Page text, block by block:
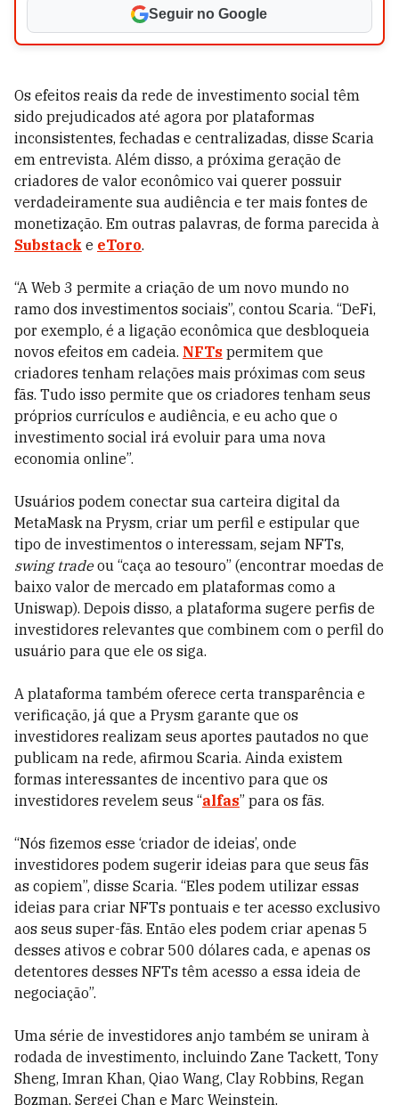
Seguir no Google
Os efeitos reais da rede de investimento social têm
sido prejudicados até agora por plataformas
inconsistentes, fechadas e centralizadas, disse Scaria
em entrevista. Além disso, a próxima geração de
criadores de valor econômico vai querer possuir
verdadeiramente sua audiência e ter mais fontes de
monetização. Em outras palavras, de forma parecida à
Substack e eToro.
“A Web 3 permite a criação de um novo mundo no
ramo dos investimentos sociais”, contou Scaria. “DeFi,
por exemplo, é a ligação econômica que desbloqueia
novos efeitos em cadeia. NFTs permitem que
criadores tenham relações mais próximas com seus
fãs. Tudo isso permite que os criadores tenham seus
próprios currículos e audiência, e eu acho que o
investimento social irá evoluir para uma nova
economia online”.
Usuários podem conectar sua carteira digital da
MetaMask na Prysm, criar um perfil e estipular que
tipo de investimentos o interessam, sejam NFTs,
swing tradeou “caça ao tesouro” (encontrar moedas de
baixo valor de mercado em plataformas como a
Uniswap). Depois disso, a plataforma sugere perfis de
investidores relevantes que combinem com o perfil do
usuário para que ele os siga.
A plataforma também oferece certa transparência e
verificação, já que a Prysm garante que os
investidores realizam seus aportes pautados no que
publicam na rede, afirmou Scaria. Ainda existem
formas interessantes de incentivo para que os
investidores revelem seus “alfas” para os fãs.
“Nós fizemos esse ‘criador de ideias’, onde
investidores podem sugerir ideias para que seus fãs
as copiem”, disse Scaria. “Eles podem utilizar essas
ideias para criar NFTs pontuais e ter acesso exclusivo
aos seus super-fãs. Então eles podem criar apenas 5
desses ativos e cobrar 500 dólares cada, e apenas os
detentores desses NFTs têm acesso a essa ideia de
negociação”.
Uma série de investidores anjo também se uniram à
rodada de investimento, incluindo Zane Tackett, Tony
Sheng, Imran Khan, Qiao Wang, Clay Robbins, Regan
Bozman, Sergei Chan e Marc Weinstein.